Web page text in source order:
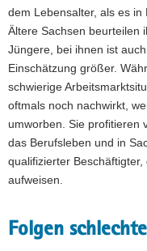
dem Lebensalter, als es in
Ältere Sachsen beurteilen
Jüngere, bei ihnen ist
Einschätzung größer.
schwierige
oftmals noch nachwirkt,
umworben. Sie profitieren
das Berufsleben und in
qualifizierter
aufweisen.
Folgen